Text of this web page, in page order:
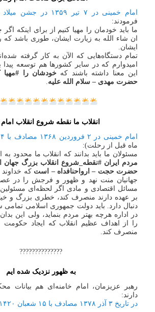
امام خمینی در ۷ تیر ۱۳۵۹ در جشن میلاد حضرت ولی عصر
فرمودند:
ما باید خودمان را مهیا کنیم از برای اینکه
ان شاء الله به زیارت ایشان، طوری باشد
ایشان.
تمام دستگاه‌هایی که الآن به کار گرفته
امیدوارم که در سایر کشورها هم توسعه پیدا
این معنا داشته باشند که خودشان را #مهیا
حضرت مهدی – سلام الله علیه.
انقلاب ما نقطه شروع انقلاب
امام خمینی در ۲ فروردین ۱۳۶۸ مصادف با ۱۴ شعبان ۱۴۰۹
ماه قبل از رحلت):
مسئولان ما باید بدانند که انقلاب ما محدود
مردم ایران #نقطه_شروع انقلاب بزرگ جهان
حضرت حجت – ارواحنافداه – است که
جهانیان منت نهد و ظهور و فرجش را در
مسائل اقتصادی و مادی اگر لحظه‌ای
بر عهده دارند منصرف کند، خطری بزرگ و
دنبال دارد. باید دولت جمهوری اسلامی تمامی
در اداره هرچه بهتر مردم بنماید، ولی این
را از اهداف عظیم انقلاب که ایجاد
منصرف کند.
??????????????
به ظهور نزدیک شده ایم
رهبر عزیزمان، امام خامنه‌ای هم بیانات
دارند:
در تاریخ ۳ آذر ۱۳۷۸ مصادف با ۱۵ شعبان ۱۴۲۰، در جمع بسیجیان